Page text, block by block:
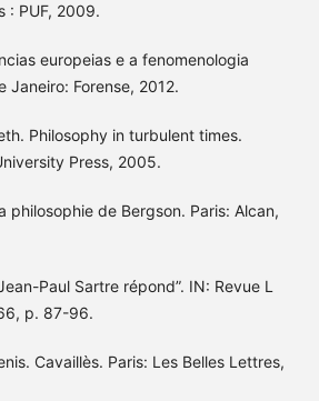
: PUF, 2009.
europeias e a fenomenologia
Janeiro: Forense, 2012.
Philosophy in turbulent times.
Press, 2005.
philosophie de Bergson. Paris: Alcan,
Paul Sartre répond”. IN: Revue L
p. 87-96.
Cavaillès. Paris: Les Belles Lettres,